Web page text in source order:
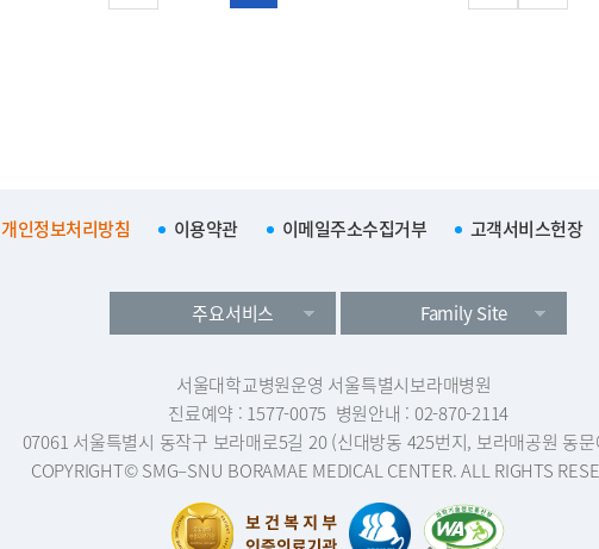
개인정보처리방침 이용약관 이메일주소수집거부 고객서비스헌장
주요서비스 Family Site
서울대학교병원운영 서울특별시보라매병원
진료예약 : 1577-0075 병원안내 : 02-870-2114
07061 서울특별시 동작구 보라매로5길 20 (신대방동 425번지, 보라매공원 동
COPYRIGHT© SMG–SNU BORAMAE MEDICAL CENTER. ALL RIGHTS